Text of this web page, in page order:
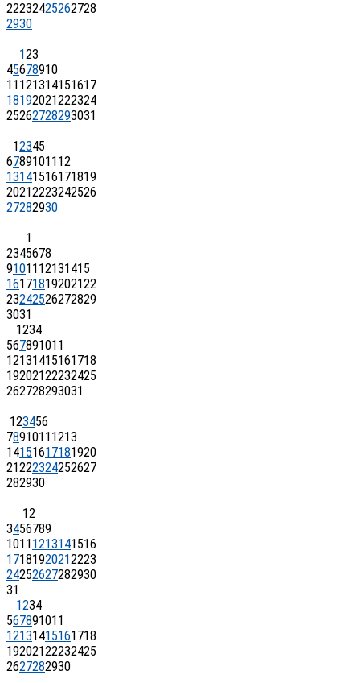
22232425262728
2930
123
45678910
11121314151617
18192021222324
25262728293031
12345
6789101112
13141516171819
20212223242526
27282930
1
2345678
9101112131415
16171819202122
23242526272829
3031
1234
567891011
12131415161718
19202122232425
262728293031
123456
78910111213
14151617181920
21222324252627
282930
12
3456789
10111213141516
17181920212223
24252627282930
31
1234
567891011
12131415161718
19202122232425
2627282930